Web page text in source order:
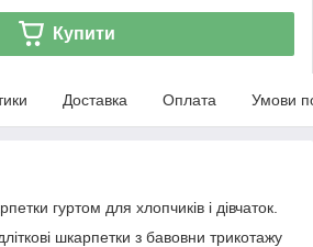
Купити
Доставка Оплата Умови
гуртом для хлопчиків і дівчаток.
шкарпетки з бавовни трикотажу